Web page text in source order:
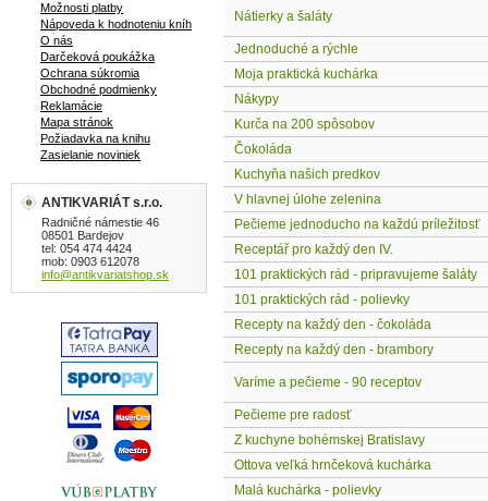
Nátierky a šaláty
Jednoduché a rýchle
Moja praktická kuchárka
Nákypy
Kurča na 200 spôsobov
Čokoláda
Kuchyňa našich predkov
V hlavnej úlohe zelenina
Pečieme jednoducho na každú príležitosť
Receptář pro každý den IV.
101 praktických rád - pripravujeme šaláty
101 praktických rád - polievky
Recepty na každý den - čokoláda
Recepty na každý den - brambory
Varíme a pečieme - 90 receptov
Pečieme pre radosť
Z kuchyne bohémskej Bratislavy
Ottova veľká hrnčeková kuchárka
Malá kuchárka - polievky
Možnosti platby
Nápoveda k hodnoteniu kníh
O nás
Darčeková poukážka
Ochrana súkromia
Obchodné podmienky
Reklamácie
Mapa stránok
Požiadavka na knihu
Zasielanie noviniek
ANTIKVARIÁT s.r.o.
Radničné námestie 46
08501 Bardejov
tel: 054 474 4424
mob: 0903 612078
info@antikvariatshop.sk